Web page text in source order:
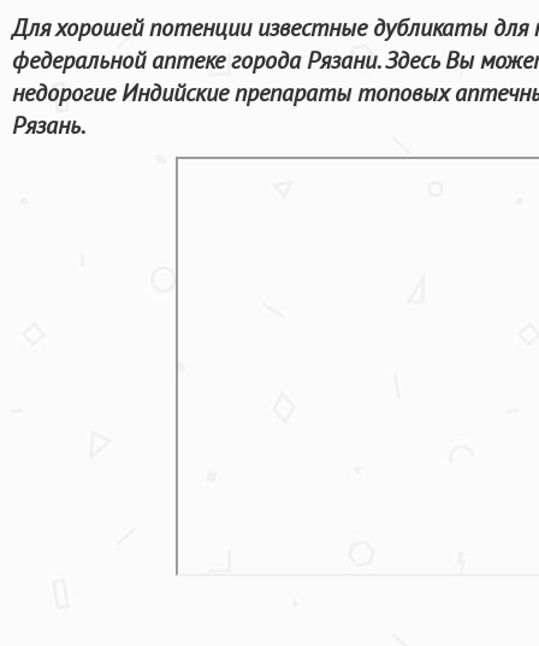
Для хорошей потенции известные дубликаты для
федеральной аптеке города Рязани. Здесь Вы
недорогие Индийские препараты топовых
Рязань.